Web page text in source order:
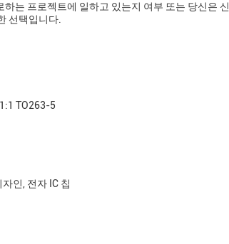
는 프로젝트에 일하고 있는지 여부 또는 당신은
선택입니다.
TO263-5
인, 전자 IC 칩